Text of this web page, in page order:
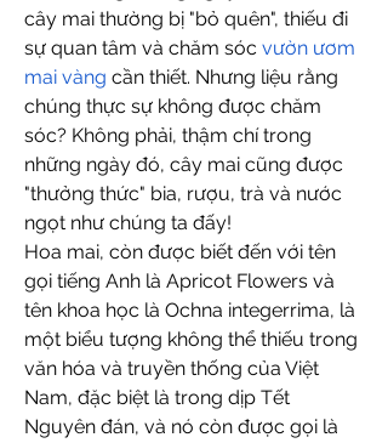
cây mai thường bị "bỏ quên", thiếu đi
sự quan tâm và chăm sóc vườn ươm
mai vàng cần thiết. Nhưng liệu rằng
chúng thực sự không được chăm
sóc? Không phải, thậm chí trong
những ngày đó, cây mai cũng được
"thưởng thức" bia, rượu, trà và nước
ngọt như chúng ta đấy!
Hoa mai, còn được biết đến với tên
gọi tiếng Anh là Apricot Flowers và
tên khoa học là Ochna integerrima, là
một biểu tượng không thể thiếu trong
văn hóa và truyền thống của Việt
Nam, đặc biệt là trong dịp Tết
Nguyên đán, và nó còn được gọi là